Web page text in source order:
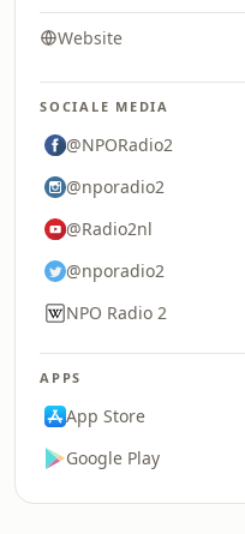
Website
SOCIALE MEDIA
@NPORadio2
@nporadio2
@Radio2nl
@nporadio2
NPO Radio 2
APPS
App Store
Google Play